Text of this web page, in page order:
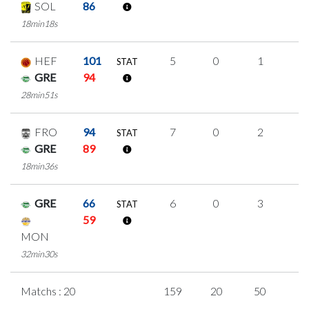
SOL 86
18min18s
HEF
101
GRE
94
28min51s
STAT 5 0 1
FRO
94
GRE
89
18min36s
STAT 7 0 2
GRE 66
MON
59
32min30s
STAT 6 0 3
Matchs : 20 159 20 50